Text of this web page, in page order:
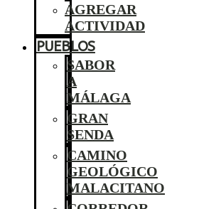
AGREGAR
ACTIVIDAD
PUEBLOS
SABOR
A
MÁLAGA
GRAN
SENDA
CAMINO
GEOLÓGICO
MALACITANO